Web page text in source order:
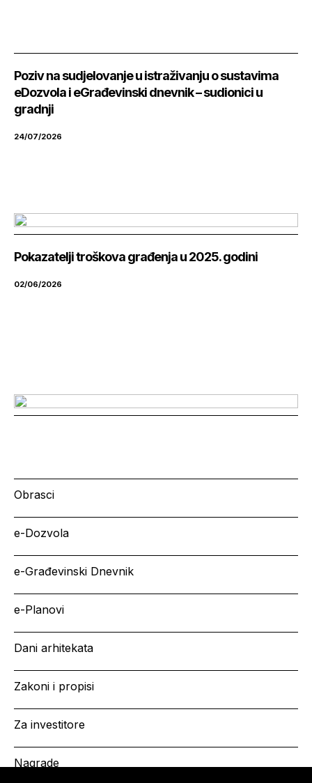
Poziv na sudjelovanje u istraživanju o sustavima
eDozvola i eGrađevinski dnevnik – sudionici u
gradnji
24/07/2026
Pokazatelji troškova građenja u 2025. godini
02/06/2026
Obrasci
e-Dozvola
e-Građevinski Dnevnik
e-Planovi
Dani arhitekata
Zakoni i propisi
Za investitore
Nagrade